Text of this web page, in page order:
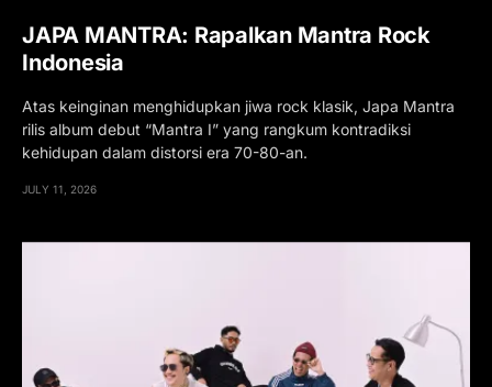
JAPA MANTRA: Rapalkan Mantra Rock
Indonesia
Atas keinginan menghidupkan jiwa rock klasik, Japa Mantra
rilis album debut “Mantra I” yang rangkum kontradiksi
kehidupan dalam distorsi era 70-80-an.
JULY 11, 2026